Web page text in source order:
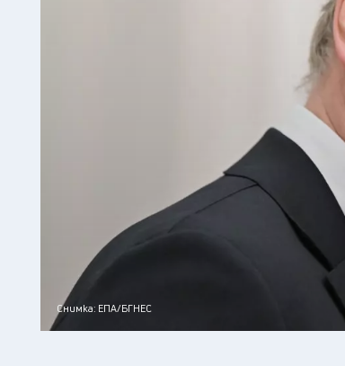
Снимка: ЕПА/БГНЕС